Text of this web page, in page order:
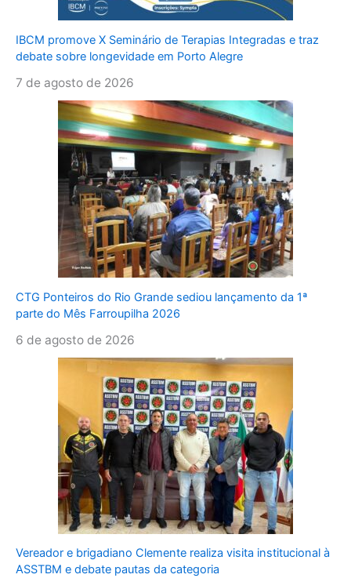
IBCM promove X Seminário de Terapias Integradas e traz
debate sobre longevidade em Porto Alegre
7 de agosto de 2026
CTG Ponteiros do Rio Grande sediou lançamento da 1ª
parte do Mês Farroupilha 2026
6 de agosto de 2026
Vereador e brigadiano Clemente realiza visita institucional à
ASSTBM e debate pautas da categoria